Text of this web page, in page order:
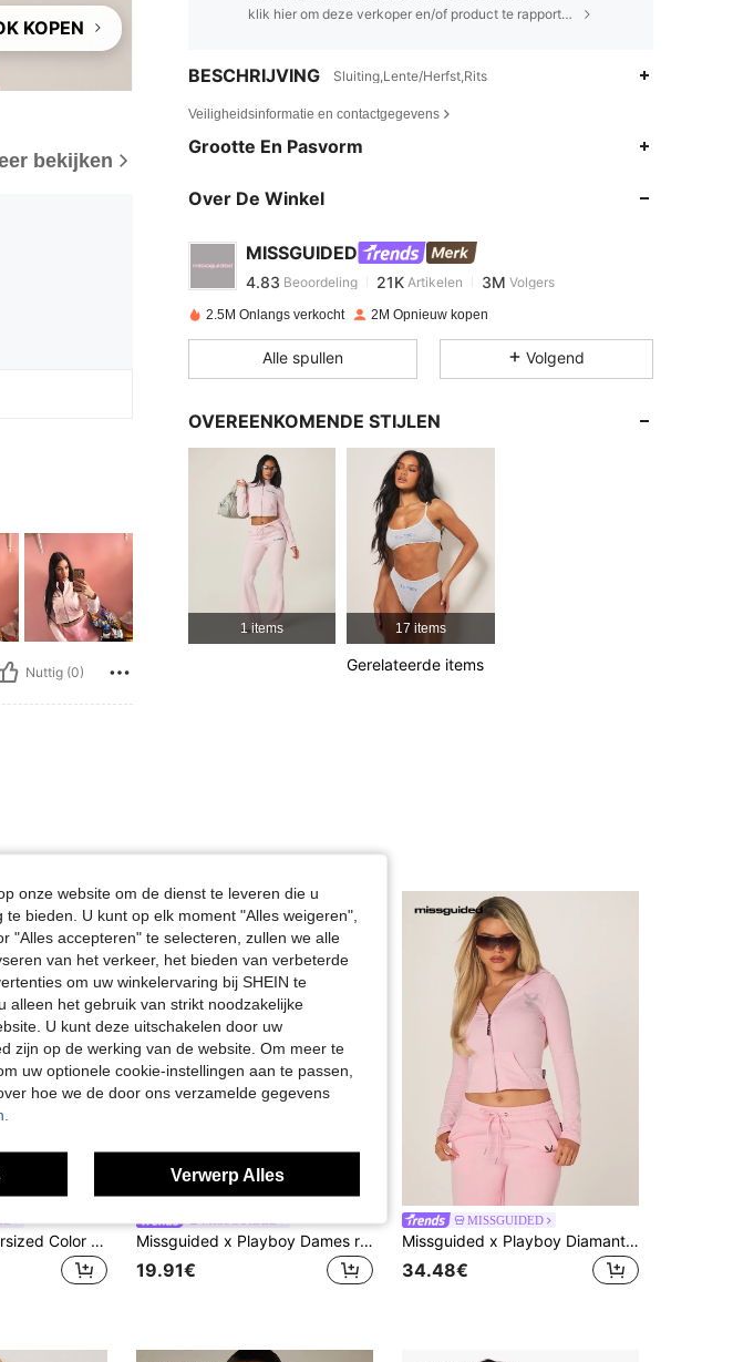
KOPEN
bekijken
Nuttig (0)
klik hier om deze verkoper en/of product te rapporteren.
BESCHRIJVING Sluiting,Lente/Herfst,Rits
Veiligheidsinformatie en contactgegevens
Grootte En Pasvorm
Over De Winkel
MISSGUIDED
4.83
4.83 Beoordeling 21K Artikelen 3M Volgers
4.83 21K 3M
4.83 21K
4.83 21K
4.83 21K
4.83 21K 3M
2.5M Onlangs verkocht 2M Opnieuw kopen
Alle spullen Volgend
OVEREENKOMENDE STIJLEN
1 items 17 items
Gerelateerde items
MISSGUIDED Oversized Color Block Track Top met Volledige Ritssluiting, Hoge Hals, Lange Mouwen, Geborduurd Logo, Contrastrand en Retro Stijl Jas Missguided x Playboy Dames rode velours sweatshirt met volledige ritssluiting, witte zijstrepen en logo-borduurwerk, cropped badstof trainingsjack met lange mouwen
19.91€
MISSGUIDED
Missguided x Playboy Diamante strass konijnenvleugel getailleerde volledige rits crop hoodie met lange mouwen Y2K-stijl
34.48€
onze website om de dienst te leveren die u
bieden. U kunt op elk moment "Alles weigeren",
"Alles accepteren" te selecteren, zullen we alle
van het verkeer, het bieden van verbeterde
om uw winkelervaring bij SHEIN te
alleen het gebruik van strikt noodzakelijke
U kunt deze uitschakelen door uw
zijn op de werking van de website. Om meer te
uw optionele cookie-instellingen aan te passen,
hoe we de door ons verzamelde gegevens
Verwerp Alles